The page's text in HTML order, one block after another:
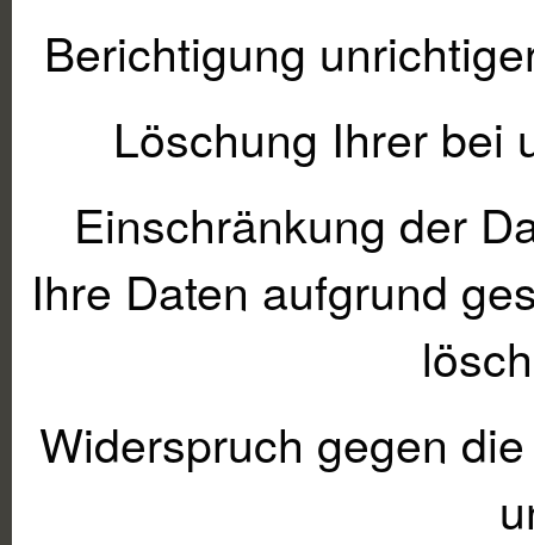
Berichtigung
Löschung Ihrer bei
Einschränkung der
Ihre Daten aufgrund
Widerspruch gegen